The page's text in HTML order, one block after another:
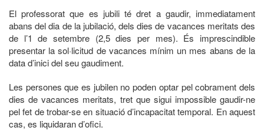
El professorat que es jubili té dret a gaudir, immediatament
abans del dia de la jubilació, dels dies de vacances meritats des
de l’1 de setembre (2,5 dies per mes). És imprescindible
presentar la sol·licitud de vacances mínim un mes abans de la
data d’inici del seu gaudiment.
Les persones que es jubilen no poden optar pel cobrament dels
dies de vacances meritats, tret que sigui impossible gaudir-ne
pel fet de trobar-se en situació d’incapacitat temporal. En aquest
cas, es liquidaran d’ofici.